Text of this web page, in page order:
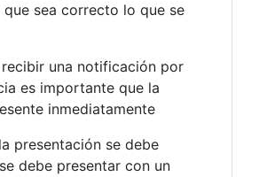
sea correcto lo que se
una notificación por
es importante que la
inmediatamente
presentación se debe
debe presentar con un